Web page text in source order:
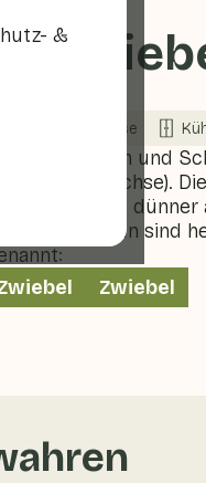
&
Gemüse
Knoblauch und
Die Schale ist
Zwiebeln sind
Zwiebel